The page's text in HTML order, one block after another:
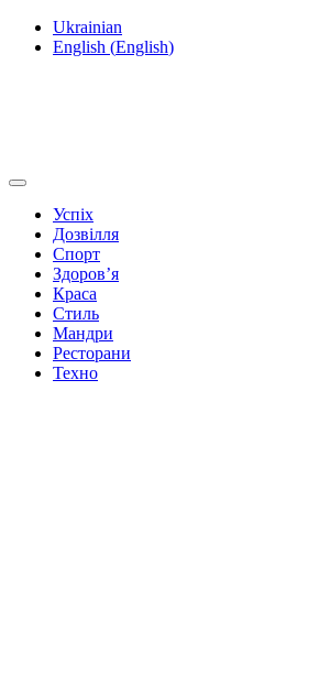
Ukrainian
English (English)
Успіх
Дозвілля
Спорт
Здоров’я
Краса
Стиль
Мандри
Ресторани
Техно